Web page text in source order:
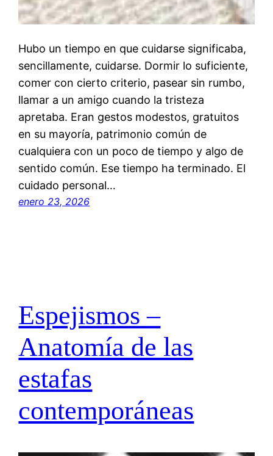
Hubo un tiempo en que cuidarse significaba,
sencillamente, cuidarse. Dormir lo suficiente,
comer con cierto criterio, pasear sin rumbo,
llamar a un amigo cuando la tristeza
apretaba. Eran gestos modestos, gratuitos
en su mayoría, patrimonio común de
cualquiera con un poco de tiempo y algo de
sentido común. Ese tiempo ha terminado. El
cuidado personal…
enero 23, 2026
Espejismos –
Anatomía de las
estafas
contemporáneas